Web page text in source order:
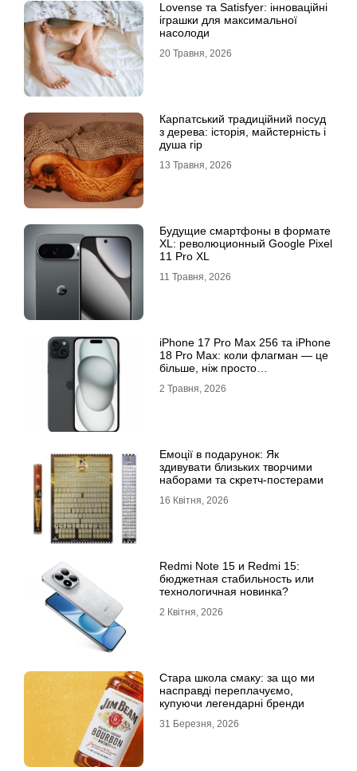
Lovense та Satisfyer: інноваційні
іграшки для максимальної
насолоди
20 Травня, 2026
Карпатський традиційний посуд
з дерева: історія, майстерність і
душа гір
13 Травня, 2026
Будущие смартфоны в формате
XL: революционный Google Pixel
11 Pro XL
11 Травня, 2026
iРhone 17 Рro Мax 256 та iРhone
18 Рro Мax: коли флагман — це
більше, ніж просто
2 Травня, 2026
Емоції в подарунок: Як
здивувати близьких творчими
наборами та скретч-постерами
16 Квітня, 2026
Redmi Note 15 и Redmi 15:
бюджетная стабильность или
технологичная новинка?
2 Квітня, 2026
Стара школа смаку: за що ми
насправді переплачуємо,
купуючи легендарні бренди
31 Березня, 2026